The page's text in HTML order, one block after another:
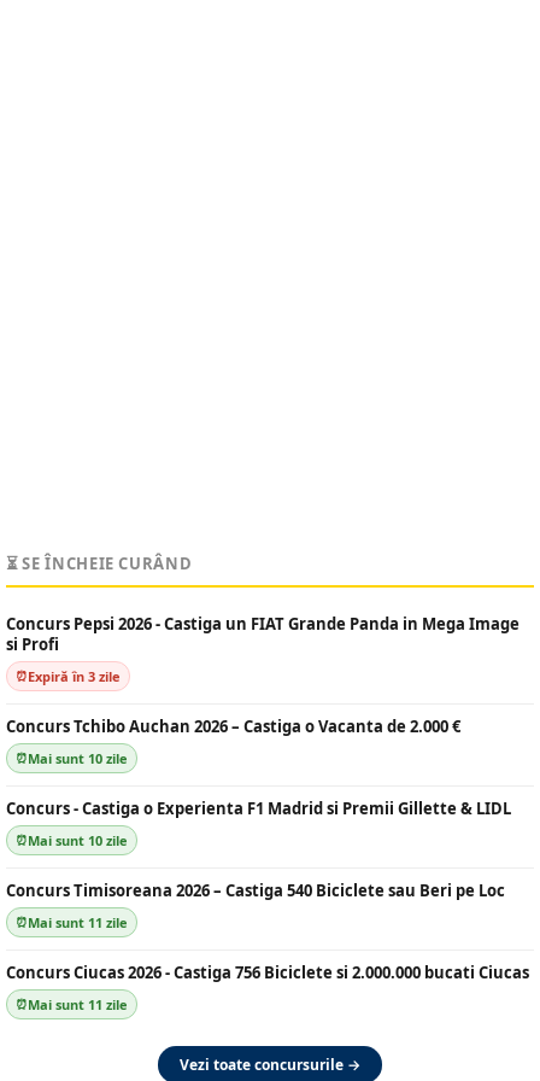
⏳ SE ÎNCHEIE CURÂND
Concurs Pepsi 2026 - Castiga un FIAT Grande Panda in Mega Image
si Profi
Expiră în 3 zile
Concurs Tchibo Auchan 2026 – Castiga o Vacanta de 2.000 €
Mai sunt 10 zile
Concurs - Castiga o Experienta F1 Madrid si Premii Gillette & LIDL
Mai sunt 10 zile
Concurs Timisoreana 2026 – Castiga 540 Biciclete sau Beri pe Loc
Mai sunt 11 zile
Concurs Ciucas 2026 - Castiga 756 Biciclete si 2.000.000 bucati Ciucas
Mai sunt 11 zile
Vezi toate concursurile →